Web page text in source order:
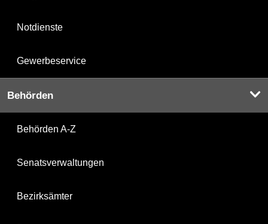
Notdienste
Gewerbeservice
Behörden
Behörden A-Z
Senatsverwaltungen
Bezirksämter